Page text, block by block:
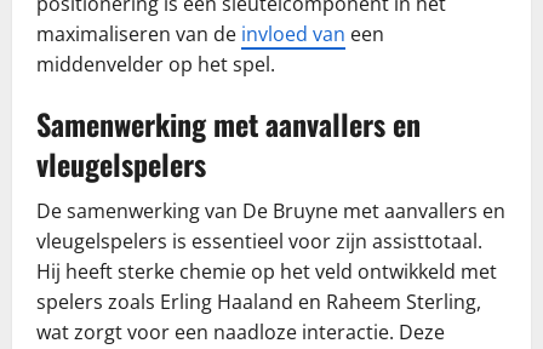
maximaliseren van de invloed van een
middenvelder op het spel.
Samenwerking met aanvallers en
vleugelspelers
De samenwerking van De Bruyne met aanvallers en
vleugelspelers is essentieel voor zijn assisttotaal.
Hij heeft sterke chemie op het veld ontwikkeld met
spelers zoals Erling Haaland en Raheem Sterling,
wat zorgt voor een naadloze interactie. Deze